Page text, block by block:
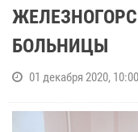
БОЛЬНИЦЫ
01 декабря 2020, 10:00